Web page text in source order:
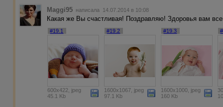
Maggi95 написала 14.07.2014 в 10:08
Какая же Вы счастливая! Поздравляю! Здоровья вам
#19.1
600x422, jpeg
45.1 Kb
#19.2
1600x1067, jpeg
97.1 Kb
#19.3
1600x1000, jpeg
160 Kb